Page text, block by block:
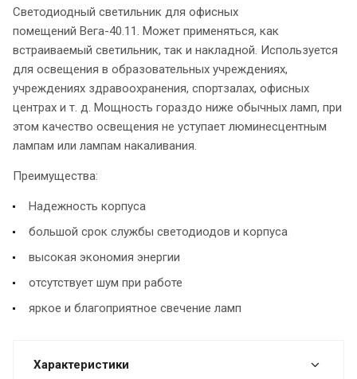
Светодиодный светильник для офисных
помещений Вега-40.11. Может применяться, как
встраиваемый светильник, так и накладной. Используется
для освещения в образовательных учреждениях,
учреждениях здравоохранения, спортзалах, офисных
центрах и т. д. Мощность гораздо ниже обычных ламп, при
этом качество освещения не уступает люминесцентным
лампам или лампам накаливания.
Преимущества:
Надежность корпуса
большой срок службы светодиодов и корпуса
высокая экономия энергии
отсутствует шум при работе
яркое и благоприятное свечение ламп
Характеристики